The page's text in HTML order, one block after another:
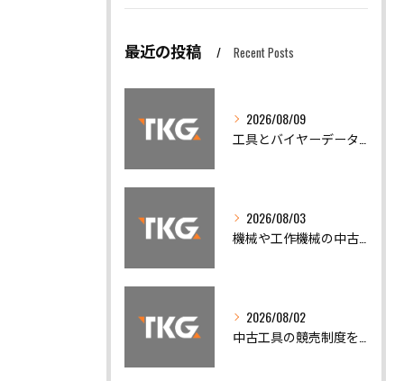
最近の投稿 Recent Posts
2026/08/09
2026/08/03
2026/08/02